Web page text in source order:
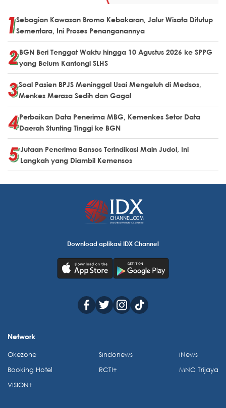
Sebagian Kawasan Bromo Kebakaran, Jalur Wisata Ditutup
Sementara, Ini Proses Penanganannya
BGN Beri Tenggat Waktu hingga 10 Agustus 2026 ke SPPG
yang Belum Kantongi SLHS
Soal Pasien BPJS Meninggal Usai Mengeluh di Medsos,
Menkes Merasa Sedih dan Gagal
Perbaikan Data Penerima MBG, Kemenkes Setor Data
Daerah Stunting Tinggi ke BGN
Jutaan Penerima Bansos Terindikasi Main Judol, Ini
Langkah yang Diambil Kemensos
Download aplikasi IDX Channel
Network
Okezone
Booking Hotel
VISION+
Sindonews
RCTI+
iNews
MNC Trijaya